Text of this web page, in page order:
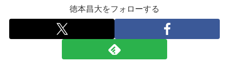
徳本昌大をフォローする